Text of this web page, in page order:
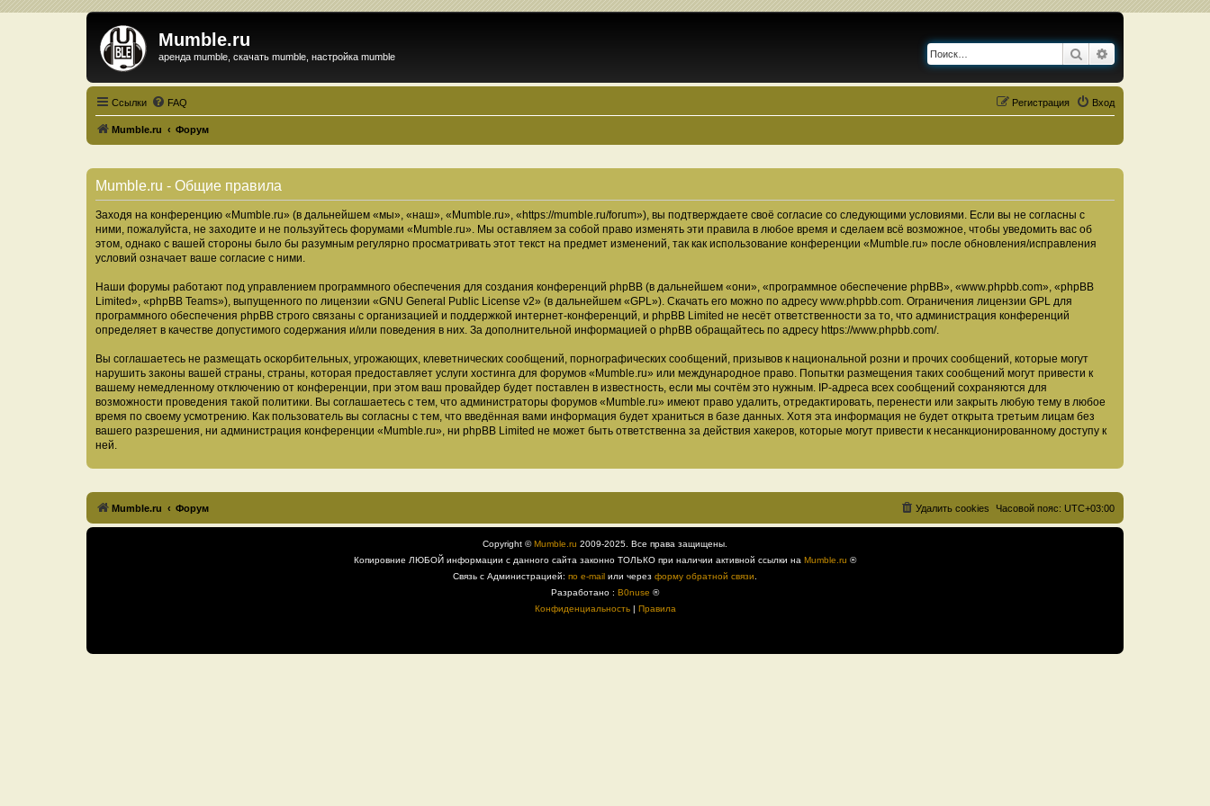
Mumble.ru
аренда mumble, скачать mumble, настройка mumble Поиск
Ссылки FAQ Вход
Регистрация
Mumble.ru Форум
Mumble.ru - Общие правила
Заходя на конференцию «Mumble.ru» (в дальнейшем «мы», «наш», «Mumble.ru», «https://mumble.ru/forum»), вы подтверждаете своё согласие со следующими условиями. Если вы не согласны с
ними, пожалуйста, не заходите и не пользуйтесь форумами «Mumble.ru». Мы оставляем за собой право изменять эти правила в любое время и сделаем всё возможное, чтобы уведомить вас об
этом, однако с вашей стороны было бы разумным регулярно просматривать этот текст на предмет изменений, так как использование конференции «Mumble.ru» после обновления/исправления
условий означает ваше согласие с ними.
Наши форумы работают под управлением программного обеспечения для создания конференций phpBB (в дальнейшем «они», «программное обеспечение phpBB», «www.phpbb.com», «phpBB
Limited», «phpBB Teams»), выпущенного по лицензии «GNU General Public License v2» (в дальнейшем «GPL»). Скачать его можно по адресу www.phpbb.com . Ограничения лицензии GPL для
программного обеспечения phpBB строго связаны с организацией и поддержкой интернет-конференций, и phpBB Limited не несёт ответственности за то, что администрация конференций
определяет в качестве допустимого содержания и/или поведения в них. За дополнительной информацией о phpBB обращайтесь по адресу https://www.phpbb.com/.
Вы соглашаетесь не размещать оскорбительных, угрожающих, клеветнических сообщений, порнографических сообщений, призывов к национальной розни и прочих сообщений, которые могут
нарушить законы вашей страны, страны, которая предоставляет услуги хостинга для форумов «Mumble.ru» или международное право. Попытки размещения таких сообщений могут привести к
вашему немедленному отключению от конференции, при этом ваш провайдер будет поставлен в известность, если мы сочтём это нужным. IP-адреса всех сообщений сохраняются для
возможности проведения такой политики. Вы соглашаетесь с тем, что администраторы форумов «Mumble.ru» имеют право удалить, отредактировать, перенести или закрыть любую тему в любое
время по своему усмотрению. Как пользователь вы согласны с тем, что введённая вами информация будет храниться в базе данных. Хотя эта информация не будет открыта третьим лицам без
вашего разрешения, ни администрация конференции «Mumble.ru», ни phpBB Limited не может быть ответственна за действия хакеров, которые могут привести к несанкционированному доступу к
ней.
Mumble.ru Форум Часовой пояс: UTC+03:00
Удалить cookies
Copyright ©Mumble.ru 2009-2025. Все права защищены.
Копировние ЛЮБОЙ информации с данного сайта законно ТОЛЬКО при наличии активной ссылки на Mumble.ru ®
Связь с Администрацией: по e-mail или через форму обратной связи
Разработано : B0nuse ®
Конфиденциальность| Правила